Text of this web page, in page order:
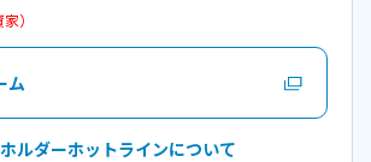
）
ム
ルダーホットラインについて